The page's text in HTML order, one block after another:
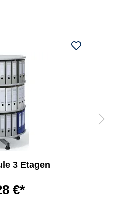
3 Etagen
€*